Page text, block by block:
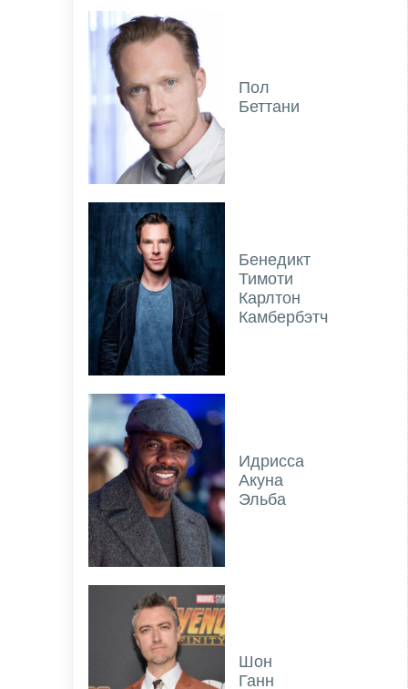
Пол
Беттани
Бенедикт
Тимоти
Карлтон
Камбербэтч
Идрисса
Акуна
Эльба
Шон
Ганн